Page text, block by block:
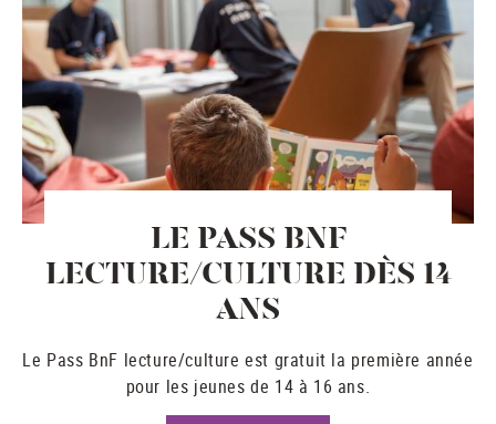
LE PASS BNF
LECTURE/CULTURE DÈS 14
ANS
Le Pass BnF lecture/culture est gratuit la première année
pour les jeunes de 14 à 16 ans.